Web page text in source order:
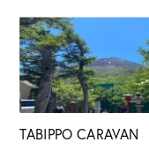
TABIPPO CARAVAN